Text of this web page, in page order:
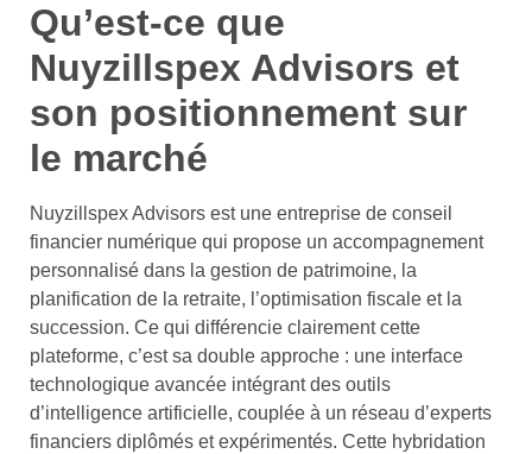
Qu’est-ce que
Nuyzillspex Advisors et
son positionnement sur
le marché
Nuyzillspex Advisors est une entreprise de conseil
financier numérique qui propose un accompagnement
personnalisé dans la gestion de patrimoine, la
planification de la retraite, l’optimisation fiscale et la
succession. Ce qui différencie clairement cette
plateforme, c’est sa double approche : une interface
technologique avancée intégrant des outils
d’intelligence artificielle, couplée à un réseau d’experts
financiers diplômés et expérimentés. Cette hybridation